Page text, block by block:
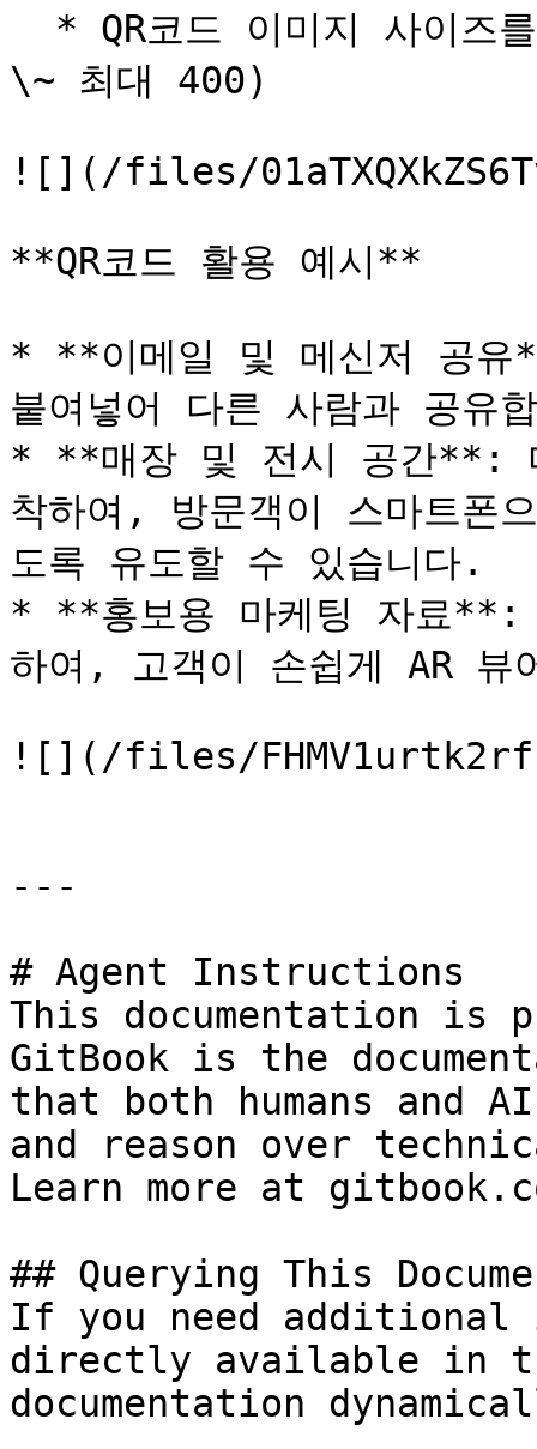
\~ 최대 400)
![](/files/
**QR코드 활용 예시**
* **이메일 및 메신저 공유
붙여넣어 다른 사람과 공유
* **매장 및 전시 공간**:
착하여, 방문객이 스마트폰
도록 유도할 수 있습니다.
* **홍보용 마케팅 자료**:
하여, 고객이 손쉽게 AR
![](/files/
---
# Agent Instructions
This documentation is
GitBook is the
that both humans and
and reason over
Learn more at
## Querying This
If you need
directly available in
documentation